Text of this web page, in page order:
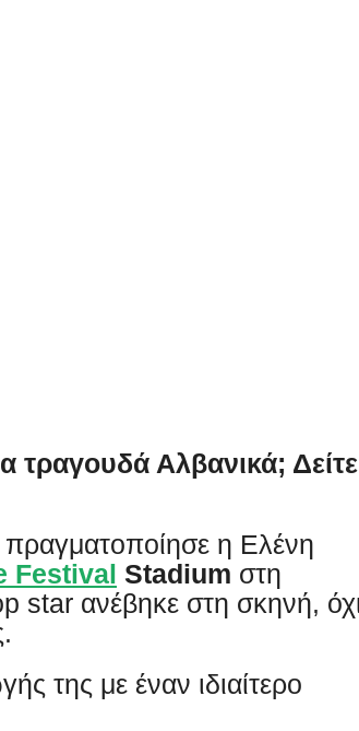
τραγουδά Αλβανικά; Δείτε
πραγματοποίησε η Ελένη
Festival Stadium στη
star ανέβηκε στη σκηνή,
της με έναν ιδιαίτερο